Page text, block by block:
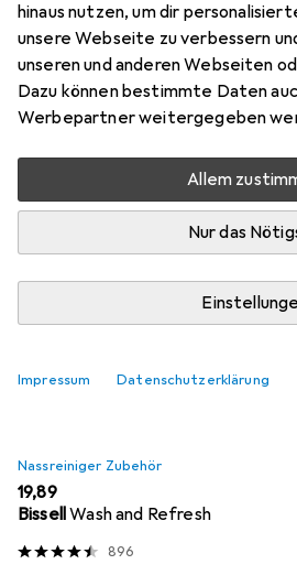
hinaus nutzen, um dir
unsere Webseite zu verbessern
unseren und anderen Webseiten
Dazu können bestimmte Daten
Werbepartner weitergegeben
Allem
Nur das
Impressum Datenschutzerklärung
Zubehör für Homie
Hier findest du passendes
Living Pisa aus den Kategorien
Reinigungsmittel und Waschmittel
Relevanz
Nassreiniger Zubehör
EUR
19,89
BissellWash and Refresh
896